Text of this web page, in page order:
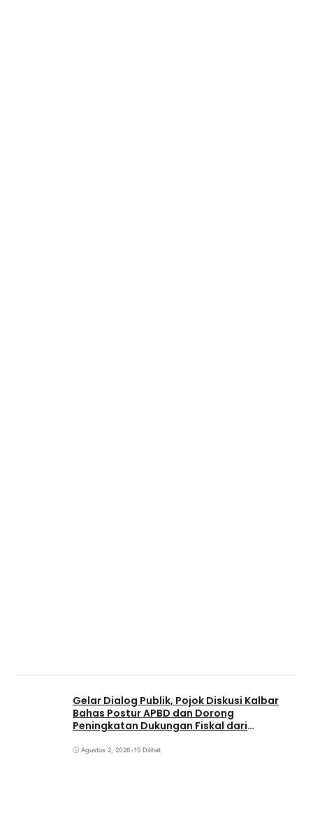
Gelar Dialog Publik, Pojok Diskusi Kalbar
Bahas Postur APBD dan Dorong
Peningkatan Dukungan Fiskal dari
Agustus 2, 2026•15 Dilihat